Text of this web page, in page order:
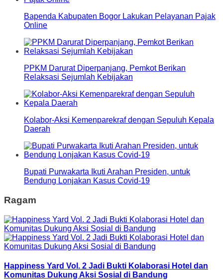
Bapenda Kabupaten Bogor Lakukan Pelayanan Pajak
Online
PPKM Darurat Diperpanjang, Pemkot Berikan
Relaksasi Sejumlah Kebijakan
Kolabor-Aksi Kemenparekraf dengan Sepuluh Kepala
Daerah
Bupati Purwakarta Ikuti Arahan Presiden, untuk
Bendung Lonjakan Kasus Covid-19
Ragam
Happiness Yard Vol. 2 Jadi Bukti Kolaborasi Hotel dan
Komunitas Dukung Aksi Sosial di Bandung